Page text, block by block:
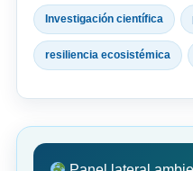
Investigación científica
resiliencia ecosistémica